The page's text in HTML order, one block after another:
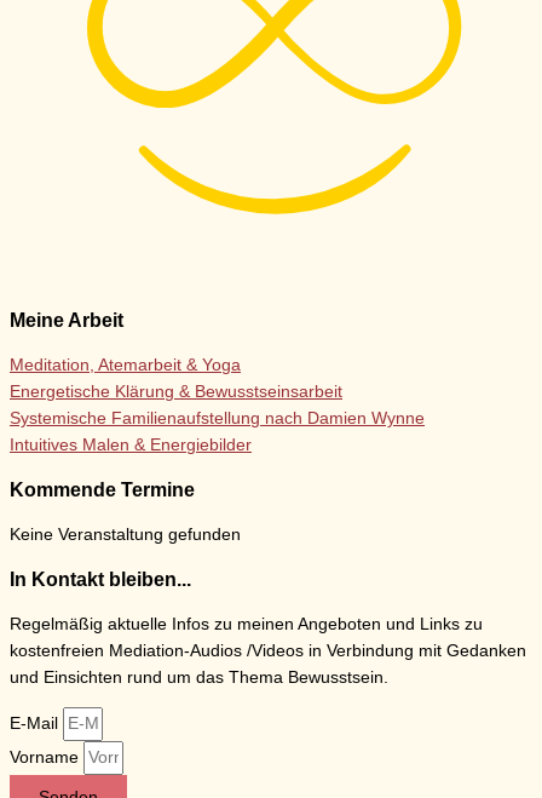
Meine Arbeit
Meditation, Atemarbeit & Yoga
Energetische Klärung & Bewusstseinsarbeit
Systemische Familienaufstellung nach Damien Wynne
Intuitives Malen & Energiebilder
Kommende Termine
Keine Veranstaltung gefunden
In Kontakt bleiben...
Regelmäßig aktuelle Infos zu meinen Angeboten und Links zu
kostenfreien Mediation-Audios /Videos in Verbindung mit Gedanken
und Einsichten rund um das Thema Bewusstsein.
E-Mail
Vorname